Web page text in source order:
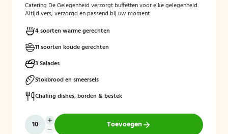
Catering De Gelegenheid verzorgt buffetten voor elke gelegenheid.
Altijd vers, verzorgd en passend bij uw moment.
4 soorten warme gerechten
11 soorten koude gerechten
3 Salades
Stokbrood en smeersels
Chafing dishes, borden & bestek
Toevoegen